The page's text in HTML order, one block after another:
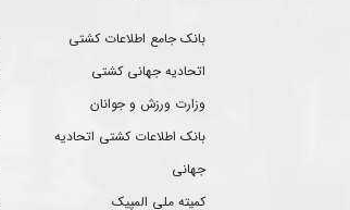
بانک جامع اطلاعات کشتی
اتحادیه جهانی کشتی
وزارت ورزش و جوانان
بانک اطلاعات کشتی اتحادیه
جهانی
کمیته ملی المپیک